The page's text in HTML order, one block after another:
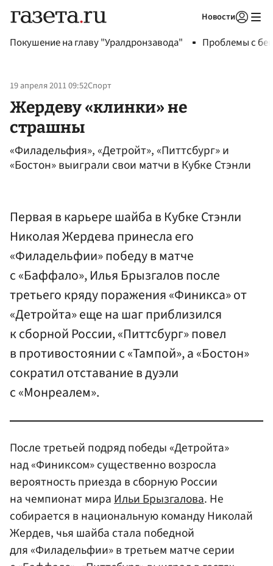
Новости
Покушение на главу "Уралдронзавода" Проблемы с
19 апреля 2011 09:52Спорт
Жердеву «клинки» не
страшны
«Филадельфия», «Детройт», «Питтсбург» и
«Бостон» выиграли свои матчи в Кубке Стэнли
Первая в карьере шайба в Кубке Стэнли
Николая Жердева принесла его
«Филадельфии» победу в матче
с «Баффало», Илья Брызгалов после
третьего кряду поражения «Финикса» от
«Детройта» еще на шаг приблизился
к сборной России, «Питтсбург» повел
в противостоянии с «Тампой», а «Бостон»
сократил отставание в дуэли
с «Монреалем».
После третьей подряд победы «Детройта»
над «Финиксом» существенно возросла
вероятность приезда в сборную России
на чемпионат мира Ильи Брызгалова. Не
собирается в национальную команду Николай
Жердев, чья шайба стала победной
для «Филадельфии» в третьем матче серии